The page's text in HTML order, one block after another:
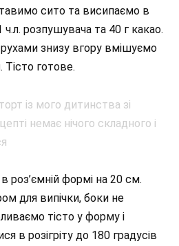
сито та висипаємо в
розпушувача та 40 г какао.
знизу вгору вмішуємо
Тісто готове.
роз’ємній формі на 20 см.
для випічки, боки не
тісто у форму і
в розігріту до 180 градусів